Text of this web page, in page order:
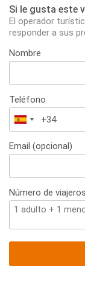
Si le gusta este
El operador
responder a sus
Nombre
Teléfono
España
+34
Email (opcional)
Número de